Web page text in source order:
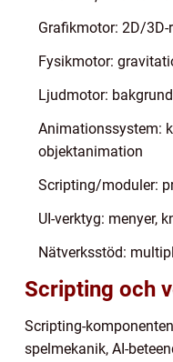
Grafikmotor: 2D/
Fysikmotor:
Ljudmotor:
Animationssystem:
objektanimation
Scripting/moduler:
UI-verktyg: menyer,
Nätverksstöd:
Scripting och
Scripting-
spelmekanik, AI-